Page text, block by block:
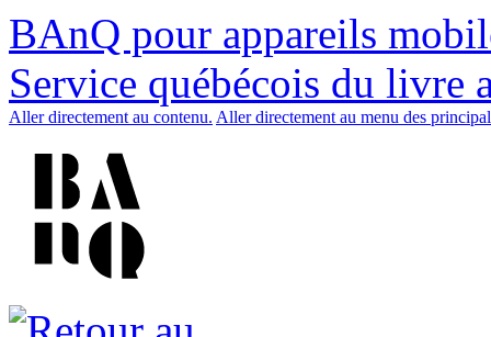
BAnQ pour appareils
Service québécois du livre
Aller directement au contenu. Aller directement au menu des